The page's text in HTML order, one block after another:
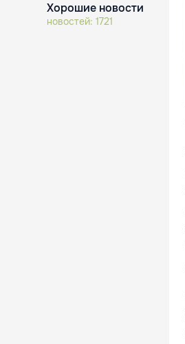
Хорошие новости
новостей: 1721